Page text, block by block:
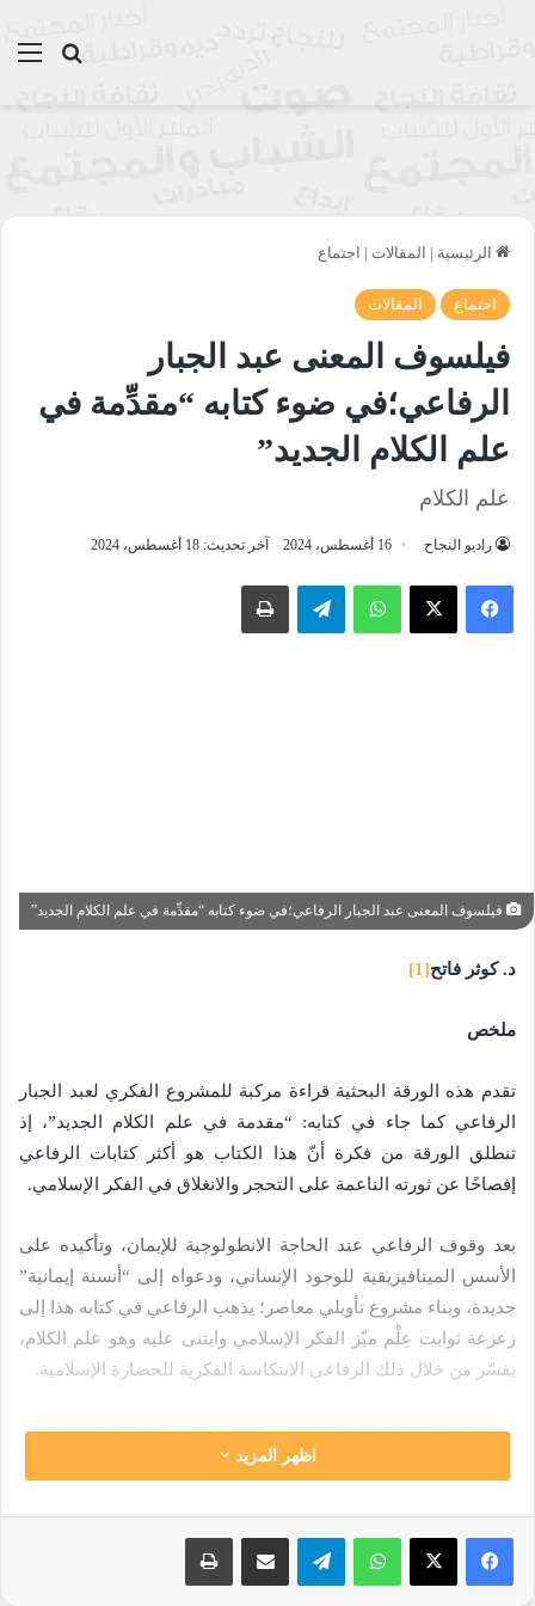
بحث
الرئيسية | المقالات | اجتماع
اجتماع المقالات
فيلسوف المعنى عبد الجبار
الرفاعي؛في ضوء كتابه “مقدِّمة في
علم الكلام الجديد”
علم الكلام
راديو النجاح 16 أغسطس، 2024 آخر تحديث: 18 أغسطس، 2024
واتساب تيلقرام طباعة
فيلسوف المعنى عبد الجبار الرفاعي؛في ضوء كتابه “مقدِّمة في علم الكلام الجديد”
د. كوثر فاتح[1]
ملخص
تقدم هذه الورقة البحثية قراءة مركبة للمشروع الفكري لعبد الجبار
الرفاعي كما جاء في كتابه: “مقدمة في علم الكلام الجديد”، إذ
تنطلق الورقة من فكرة أنّ هذا الكتاب هو أكثر كتابات الرفاعي
إفصاحًا عن ثورته الناعمة على التحجر والانغلاق في الفكر الإسلامي.
بعد وقوف الرفاعي عند الحاجة الانطولوجية للإيمان، وتأكيده على
الأسس الميتافيزيقية للوجود الإنساني، ودعواه إلى “أنسنة إيمانية”
جديدة، وبناء مشروع تأويلي معاصر؛ يذهب الرفاعي في كتابه هذا إلى
زعزعة ثوابت عِلْم ميّز الفكر الإسلامي وابتنى عليه وهو علم الكلام،
يفسّر من خلال ذلك الرفاعي الانتكاسة الفكرية للحضارة الإسلامية.
عندما نقرأ للرفاعي هذا الكتاب وغيره نراه يقوم بانتفاضة تأويلية
بأدوات إبستيمولوجية وغايات إيمانية لتحقيق “ثورة المعنى”، الذي
نكتشف من خلاله أن الرفاعي “فيلسوف معنى”، كما يعبر كتابه هذا
عن ذلك، وما يؤسس له في تعريفه الذي ينفرد فيه للدين. الشغف
باكتشاف المعنى في الدين هو الهمُّ الذي يتحكم في منهج الرفاعي
اظهر المزيد
واتساب تيلقرام مشاركة عبر البريد طباعة